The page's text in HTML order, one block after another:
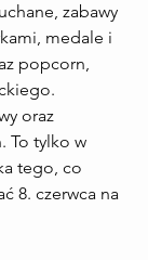
zabawy
medale i
popcorn,
oraz
To tylko w
tego, co
8. czerwca na